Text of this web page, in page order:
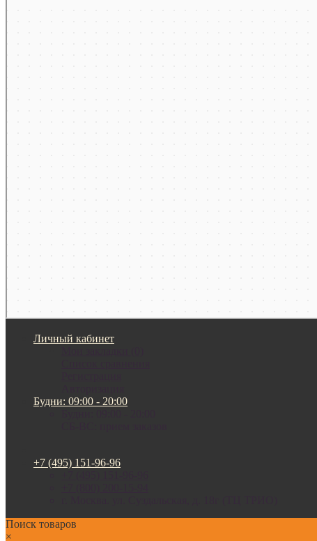
Личный кабинет
Будни: 09:00 - 20:00
+7 (495) 151-96-96
Поиск товаров
×